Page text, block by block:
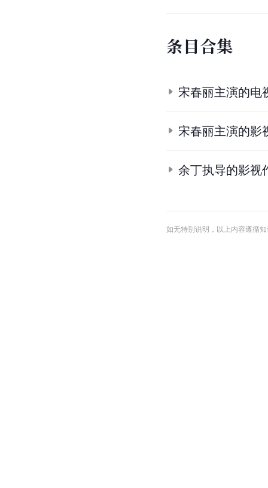
条目合集
宋春丽主演的电
宋春丽主演的影
余丁执导的影视
如无特别说明，以上内容遵循